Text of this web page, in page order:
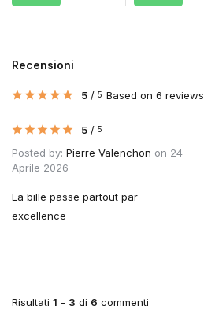
Recensioni
5 / 5 Based on 6 reviews
5 / 5
Posted by: Pierre Valenchon on 24
Aprile 2026
La bille passe partout par
excellence
Risultati 1 - 3 di 6 commenti